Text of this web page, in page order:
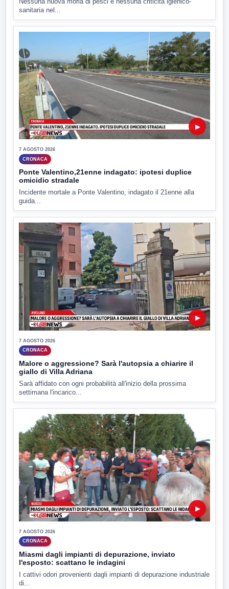
sanitaria nel...
▶
7 AGOSTO 2026
CRONACA
Ponte Valentino,21enne indagato: ipotesi duplice
omicidio stradale
Incidente mortale a Ponte Valentino, indagato il 21enne alla
guida...
▶
7 AGOSTO 2026
CRONACA
Malore o aggressione? Sarà l'autopsia a chiarire il
giallo di Villa Adriana
Sarà affidato con ogni probabilità all'inizio della prossima
settimana l'incarico...
▶
7 AGOSTO 2026
CRONACA
Miasmi dagli impianti di depurazione, inviato
l'esposto: scattano le indagini
I cattivi odori provenienti dagli impianti di depurazione industriale
di...